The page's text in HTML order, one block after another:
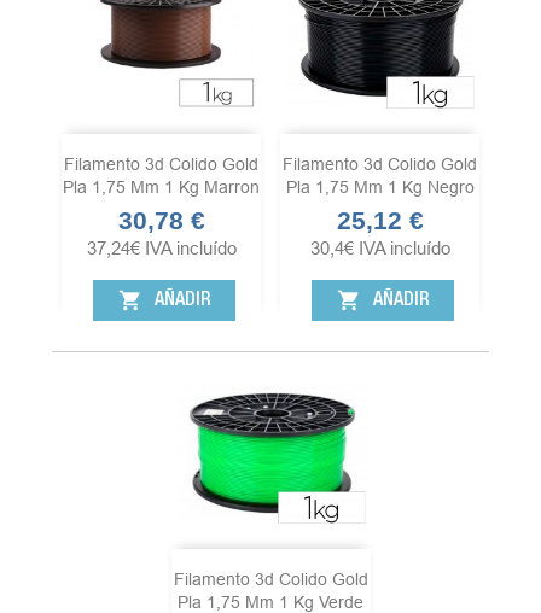
Filamento 3d Colido Gold
Pla 1,75 Mm 1 Kg Marron
Precio
30,78 €
37,24€ IVA incluído
shopping_cart AÑADIR
Filamento 3d Colido Gold
Pla 1,75 Mm 1 Kg Negro
Precio
25,12 €
30,4€ IVA incluído
shopping_cart AÑADIR
Filamento 3d Colido Gold
Pla 1,75 Mm 1 Kg Verde